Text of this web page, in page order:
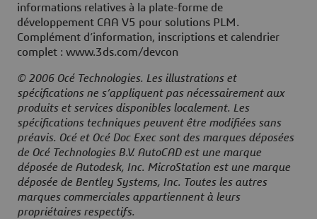
informations relatives à la plate-forme de
développement CAA V5 pour solutions PLM.
Complément d’information, inscriptions et calendrier
complet : www.3ds.com/devcon
© 2006 Océ Technologies. Les illustrations et
spécifications ne s’appliquent pas nécessairement aux
produits et services disponibles localement. Les
spécifications techniques peuvent être modifiées sans
préavis. Océ et Océ Doc Exec sont des marques déposées
de Océ Technologies B.V. AutoCAD est une marque
déposée de Autodesk, Inc. MicroStation est une marque
déposée de Bentley Systems, Inc. Toutes les autres
marques commerciales appartiennent à leurs
propriétaires respectifs.